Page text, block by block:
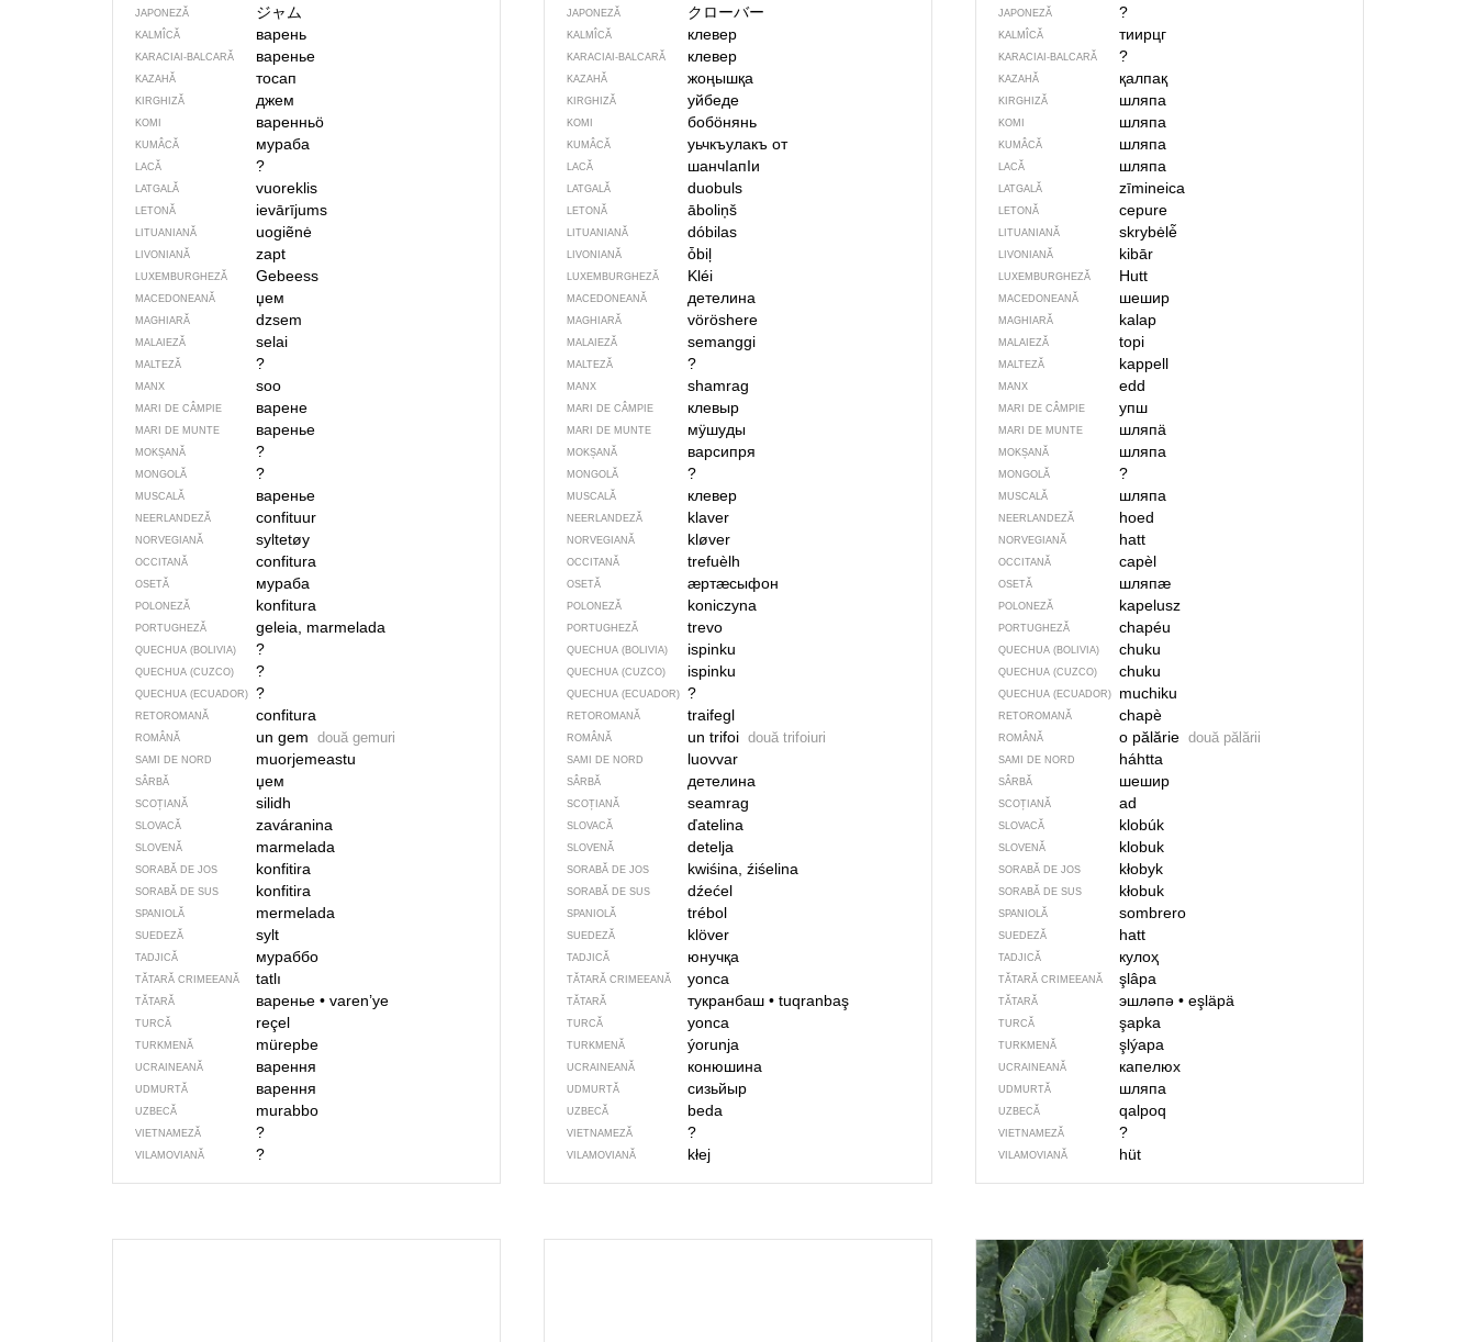
JAPONEZĂ ジャム
KALMÎCĂ варень
KARACIAI-BALCARĂ варенье
KAZAHĂ тосап
KIRGHIZĂ джем
KOMI варенньӧ
KUMÂCĂ мураба
LACĂ ?
LATGALĂ vuoreklis
LETONĂ ievārījums
LITUANIANĂ uogiẽnė
LIVONIANĂ zapt
LUXEMBURGHEZĂ Gebeess
MACEDONEANĂ џем
MAGHIARĂ dzsem
MALAIEZĂ selai
MALTEZĂ ?
MANX soo
MARI DE CÂMPIE варене
MARI DE MUNTE варенье
MOKȘANĂ ?
MONGOLĂ ?
MUSCALĂ варенье
NEERLANDEZĂ confituur
NORVEGIANĂ syltetøy
OCCITANĂ confitura
OSETĂ мураба
POLONEZĂ konfitura
PORTUGHEZĂ geleia, marmelada
QUECHUA (BOLIVIA) ?
QUECHUA (CUZCO) ?
QUECHUA (ECUADOR) ?
RETOROMANĂ confitura
ROMÂNĂ un gem două gemuri
SAMI DE NORD muorjemeastu
SÂRBĂ џем
SCOȚIANĂ silidh
SLOVACĂ zaváranina
SLOVENĂ marmelada
SORABĂ DE JOS konfitira
SORABĂ DE SUS konfitira
SPANIOLĂ mermelada
SUEDEZĂ sylt
TADJICĂ мураббо
TĂTARĂ CRIMEEANĂ tatlı
TĂTARĂ варенье •varen’ye
TURCĂ reçel
TURKMENĂ mürepbe
UCRAINEANĂ варення
UDMURTĂ варення
UZBECĂ murabbo
VIETNAMEZĂ ?
VILAMOVIANĂ ?
JAPONEZĂ クローバー
KALMÎCĂ клевер
KARACIAI-BALCARĂ клевер
KAZAHĂ жоңышқа
KIRGHIZĂ уйбеде
KOMI бобӧнянь
KUMÂCĂ уьчкъулакъ от
LACĂ шанчIапIи
LATGALĂ duobuls
LETONĂ āboliņš
LITUANIANĂ dóbilas
LIVONIANĂ ȱbiļ
LUXEMBURGHEZĂ Kléi
MACEDONEANĂ детелина
MAGHIARĂ vöröshere
MALAIEZĂ semanggi
MALTEZĂ ?
MANX shamrag
MARI DE CÂMPIE клевыр
MARI DE MUNTE мӱшуды
MOKȘANĂ варсипря
MONGOLĂ ?
MUSCALĂ клевер
NEERLANDEZĂ klaver
NORVEGIANĂ kløver
OCCITANĂ trefuèlh
OSETĂ ӕртӕсыфон
POLONEZĂ koniczyna
PORTUGHEZĂ trevo
QUECHUA (BOLIVIA) ispinku
QUECHUA (CUZCO) ispinku
QUECHUA (ECUADOR) ?
RETOROMANĂ traifegl
ROMÂNĂ un trifoi două trifoiuri
SAMI DE NORD luovvar
SÂRBĂ детелина
SCOȚIANĂ seamrag
SLOVACĂ ďatelina
SLOVENĂ detelja
SORABĂ DE JOS kwiśina, źiśelina
SORABĂ DE SUS dźećel
SPANIOLĂ trébol
SUEDEZĂ klöver
TADJICĂ юнучқа
TĂTARĂ CRIMEEANĂ yonca
TĂTARĂ тукранбаш • tuqranbaş
TURCĂ yonca
TURKMENĂ ýorunja
UCRAINEANĂ конюшина
UDMURTĂ сизьйыр
UZBECĂ beda
VIETNAMEZĂ ?
VILAMOVIANĂ kłej
JAPONEZĂ ?
KALMÎCĂ тиирцг
KARACIAI-BALCARĂ ?
KAZAHĂ қалпақ
KIRGHIZĂ шляпа
KOMI шляпа
KUMÂCĂ шляпа
LACĂ шляпа
LATGALĂ zīmineica
LETONĂ cepure
LITUANIANĂ skrybėlė̃
LIVONIANĂ kibār
LUXEMBURGHEZĂ Hutt
MACEDONEANĂ шешир
MAGHIARĂ kalap
MALAIEZĂ topi
MALTEZĂ kappell
MANX edd
MARI DE CÂMPIE упш
MARI DE MUNTE шляпӓ
MOKȘANĂ шляпа
MONGOLĂ ?
MUSCALĂ шляпа
NEERLANDEZĂ hoed
NORVEGIANĂ hatt
OCCITANĂ capèl
OSETĂ шляпӕ
POLONEZĂ kapelusz
PORTUGHEZĂ chapéu
QUECHUA (BOLIVIA) chuku
QUECHUA (CUZCO) chuku
QUECHUA (ECUADOR) muchiku
RETOROMANĂ chapè
ROMÂNĂ o pălărie două pălării
SAMI DE NORD háhtta
SÂRBĂ шешир
SCOȚIANĂ ad
SLOVACĂ klobúk
SLOVENĂ klobuk
SORABĂ DE JOS kłobyk
SORABĂ DE SUS kłobuk
SPANIOLĂ sombrero
SUEDEZĂ hatt
TADJICĂ кулоҳ
TĂTARĂ CRIMEEANĂ şlâpa
TĂTARĂ эшләпә• eşläpä
TURCĂ şapka
TURKMENĂ şlýapa
UCRAINEANĂ капелюх
UDMURTĂ шляпа
UZBECĂ qalpoq
VIETNAMEZĂ ?
VILAMOVIANĂ hüt